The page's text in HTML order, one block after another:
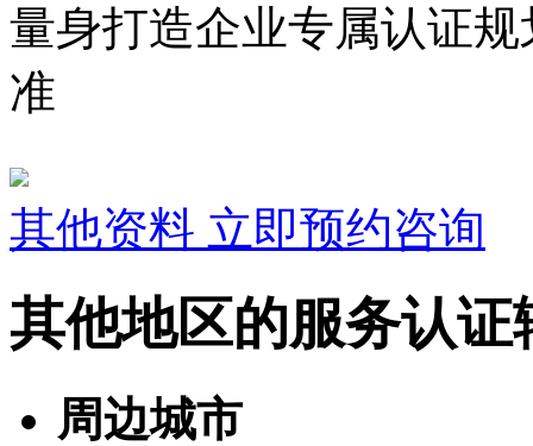
量身打造企业专属认证
准
其他资料 立即预约咨询
其他地区的服务认证
周边城市